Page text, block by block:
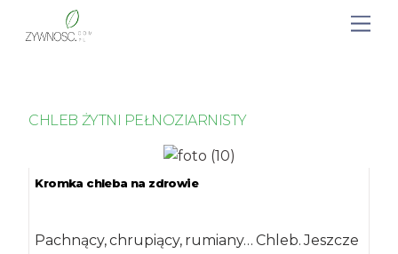
CHLEB ŻYTNI PEŁNOZIARNISTY
Kromka chleba na zdrowie
Pachnący, chrupiący, rumiany… Chleb. Jeszcze